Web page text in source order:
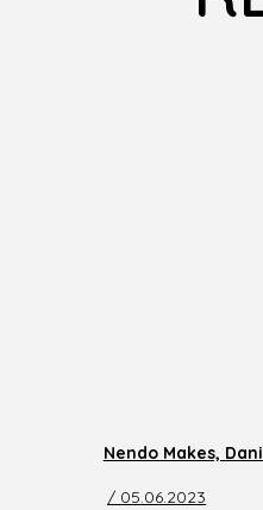
Nendo Makes,
/ 05.06.2023